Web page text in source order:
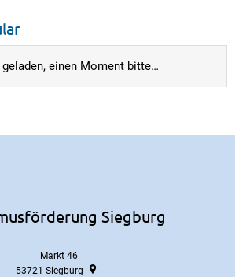
einen Moment bitte…
Siegburg
Markt 46
53721 Siegburg